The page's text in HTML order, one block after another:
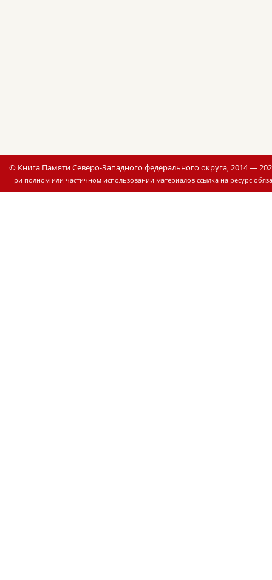
© Книга Памяти Северо-Западного федерального округа, 2014 —
При полном или частичном использовании материалов ссылка на ресурс